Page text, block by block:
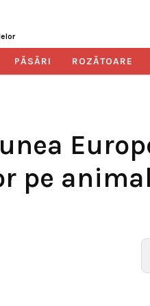
PĂSĂRI ROZĂTOARE
pe